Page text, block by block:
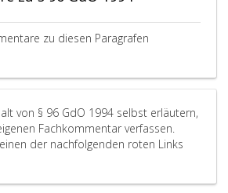
zu diesen Paragrafen
von § 96 GdO 1994 selbst erläutern,
Fachkommentar verfassen.
der nachfolgenden roten Links